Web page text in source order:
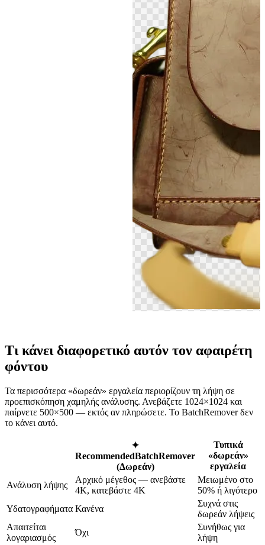
Τι κάνει διαφορετικό αυτόν τον αφαιρέτη
φόντου
Τα περισσότερα «δωρεάν» εργαλεία περιορίζουν τη λήψη σε
προεπισκόπηση χαμηλής ανάλυσης. Ανεβάζετε 1024×1024 και
παίρνετε 500×500 — εκτός αν πληρώσετε. Το BatchRemover δεν
το κάνει αυτό.
✦
RecommendedBatchRemover
(Δωρεάν)
Τυπικά
«δωρεάν»
εργαλεία
Ανάλυση λήψης
Αρχικό μέγεθος — ανεβάστε
4K, κατεβάστε 4K
Μειωμένο στο
50% ή λιγότερο
Υδατογραφήματα Κανένα
Συχνά στις
δωρεάν λήψεις
Απαιτείται
λογαριασμός
Όχι
Συνήθως για
λήψη